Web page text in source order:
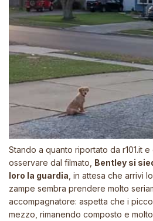
Stando a quanto riportato da r101.it e
osservare dal filmato Bentley si
loro la guardia , in attesa che arrivi
zampe sembra prendere molto
accompagnatore: aspetta che i
mezzo, rimanendo composto e